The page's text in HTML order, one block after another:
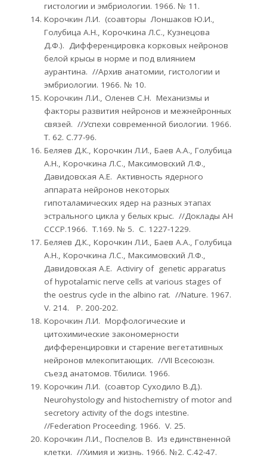
гистологии и эмбриологии. 1966. № 11.
Корочкин Л.И. (соавторы Лоншаков Ю.И.,
Голубица А.Н., Корочкина Л.С., Кузнецова
Д.Ф.). Дифференцировка корковых нейронов
белой крысы в норме и под влиянием
аурантина. //Архив анатомии, гистологии и
эмбриологии. 1966. № 10.
Корочкин Л.И., Оленев С.Н. Механизмы и
факторы развития нейронов и межнейронных
связей. //Успехи современной биологии. 1966.
Т. 62. С.77-96.
Беляев Д.К., Корочкин Л.И., Баев А.А., Голубица
А.Н., Корочкина Л.С., Максимовский Л.Ф.,
Давидовская А.Е. Активность ядерного
аппарата нейронов некоторых
гипоталамических ядер на разных этапах
эстрального цикла у белых крыс. //Доклады АН
СССР.1966. Т.169. № 5. С. 1227-1229.
Беляев Д.К., Корочкин Л.И., Баев А.А., Голубица
А.Н., Корочкина Л.С., Максимовский Л.Ф.,
Давидовская А.Е. Activiry of genetic appаratus
of hypotalamic nerve cells at various stages of
the oestrus cycle in the albino rat. //Nature. 1967.
V. 214. Р. 200-202.
Корочкин Л.И. Морфологические и
цитохимические закономерности
дифференцировки и старение вегетативных
нейронов млекопитающих. //VII Всесоюзн.
съезд анатомов. Тбилиси. 1966.
Корочкин Л.И. (соавтор Суходило В.Д.).
Neurohystology and histochemistry of motor and
secretory activity of the dogs intestine.
//Federation Proceeding. 1966. V. 25.
Корочкин Л.И., Поспелов В. Из единствненной
клетки. //Химия и жизнь. 1966. №2. С.42-47.